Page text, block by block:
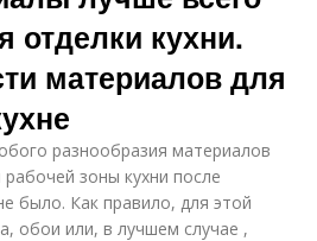
отделки кухни.
материалов для
разнообразия материалов
зоны кухни после
было. Как правило, для этой
обои или, в лучшем случае ,